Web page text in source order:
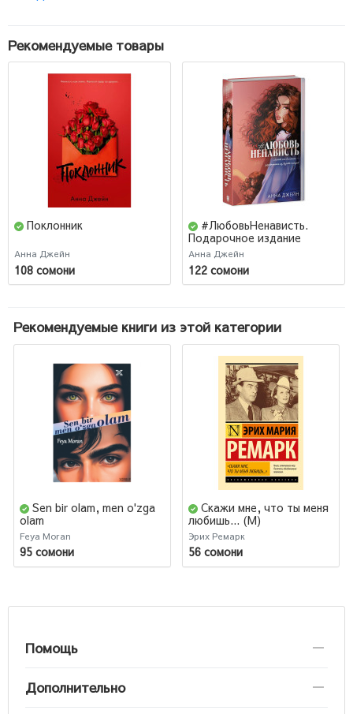
Рекомендуемые товары
Поклонник
Анна Джейн
108 сомони
#ЛюбовьНенависть.
Подарочное издание
Анна Джейн
122 сомони
Рекомендуемые книги из этой категории
Sen bir olam, men o'zga
olam
Feya Moran
95 сомони
Скажи мне, что ты меня
любишь... (М)
Эрих Ремарк
56 сомони
Помощь
Дополнительно